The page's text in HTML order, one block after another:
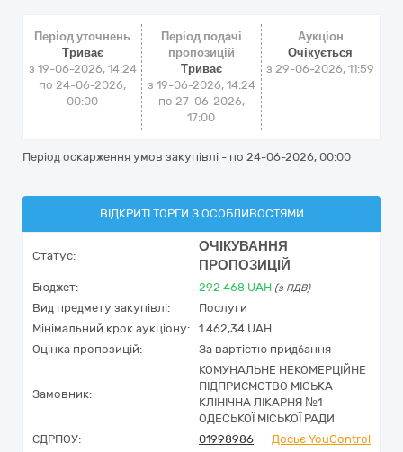
Період уточнень
Триває
з 19-06-2026, 14:24
по 24-06-2026,
00:00
Період подачі
пропозицій
Триває
з 19-06-2026, 14:24
по 27-06-2026,
17:00
Аукціон
Очікується
з29-06-2026, 11:59
Період оскарження умов закупівлі - по 24-06-2026, 00:00
ВІДКРИТІ ТОРГИ З ОСОБЛИВОСТЯМИ
Статус:
ОЧІКУВАННЯ
ПРОПОЗИЦІЙ
Бюджет: 292 468 UAH (з ПДВ)
Вид предмету закупівлі:
Послуги
Мінімальний крок аукціону:
1 462,34 UAH
Оцінка пропозицій:
За вартістю придбання
Замовник:
КОМУНАЛЬНЕ НЕКОМЕРЦІЙНЕ
ПІДПРИЄМСТВО МІСЬКА
КЛІНІЧНА ЛІКАРНЯ №1
ОДЕСЬКОЇ МІСЬКОЇ РАДИ
ЄДРПОУ:
01998986 Досьє YouControl